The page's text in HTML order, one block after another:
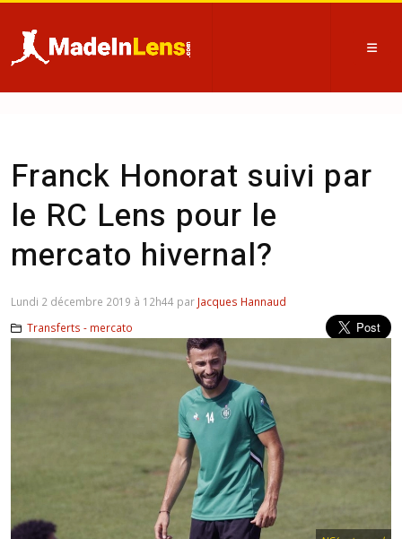
Franck Honorat suivi par
le RC Lens pour le
mercato hivernal?
Lundi 2 décembre 2019 à 12h44 par Jacques Hannaud
Transferts - mercato